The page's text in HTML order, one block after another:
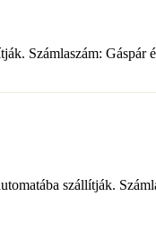
Számlaszám: Gáspár
szállítják.